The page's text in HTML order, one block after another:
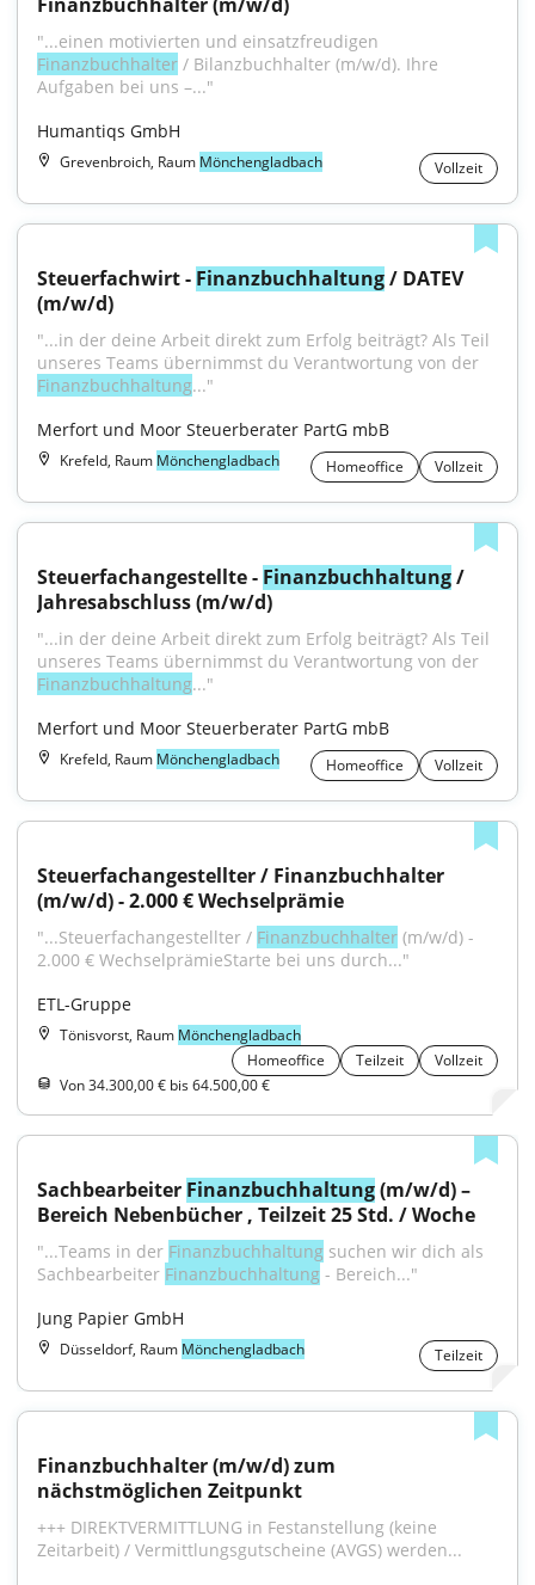
Finanzbuchhalter / Bilanzbuchhalter (m/w/d). Ihre
Aufgaben bei uns –..."
Humantiqs GmbH
Grevenbroich, Raum Mönchengladbach Vollzeit
Steuerfachwirt - Finanzbuchhaltung / DATEV
(m/w/d)
"...in der deine Arbeit direkt zum Erfolg beiträgt? Als Teil
Finanzbuchhaltung..."
Merfort und Moor Steuerberater PartG mbB
Krefeld, Raum Mönchengladbach Homeoffice Vollzeit
Steuerfachangestellte - Finanzbuchhaltung /
Jahresabschluss (m/w/d)
"...in der deine Arbeit direkt zum Erfolg beiträgt? Als Teil
Finanzbuchhaltung..."
Merfort und Moor Steuerberater PartG mbB
Krefeld, Raum Mönchengladbach Homeoffice Vollzeit
Steuerfachangestellter / Finanzbuchhalter
(m/w/d) - 2.000 € Wechselprämie
"...Steuerfachangestellter / Finanzbuchhalter (m/w/d) -
2.000 € WechselprämieStarte bei uns durch..."
ETL-Gruppe
Tönisvorst, Raum Mönchengladbach
Homeoffice
Teilzeit
Vollzeit
Von 34.300,00 € bis 64.500,00 €
Sachbearbeiter Finanzbuchhaltung (m/w/d) –
Bereich Nebenbücher , Teilzeit 25 Std. / Woche
"...Teams in der Finanzbuchhaltung suchen wir dich als
Sachbearbeiter Finanzbuchhaltung - Bereich..."
Jung Papier GmbH
Düsseldorf, Raum Mönchengladbach Teilzeit
Finanzbuchhalter (m/w/d) zum
nächstmöglichen Zeitpunkt
+++ DIREKTVERMITTLUNG in Festanstellung (keine
Zeitarbeit) / Vermittlungsgutscheine (AVGS) werden...